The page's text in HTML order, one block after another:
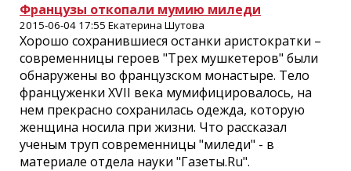
Французы откопали мумию миледи
2015-06-04 17:55 Екатерина Шутова
Хорошо сохранившиеся останки аристократки –
современницы героев "Трех мушкетеров" были
обнаружены во французском монастыре. Тело
француженки XVII века мумифицировалось, на
нем прекрасно сохранилась одежда, которую
женщина носила при жизни. Что рассказал
ученым труп современницы "миледи" - в
материале отдела науки "Газеты.Ru".